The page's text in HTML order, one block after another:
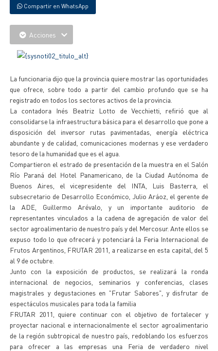
Compartir en WhatsApp
Acciones
La funcionaria dijo que la provincia quiere mostrar las oportunidades
que ofrece, sobre todo a partir del cambio profundo que se ha
registrado en todos los sectores activos de la provincia.
La contadora Inés Beatriz Lotto de Vecchietti, refirió que al
consolidarse la infraestructura básica para el desarrollo que pone a
disposición del inversor rutas pavimentadas, energía eléctrica
abundante y de calidad, comunicaciones modernas y ese verdadero
tesoro de la humanidad que es el agua.
Compartieron el estrado de presentación de la muestra en el Salón
Río Paraná del Hotel Panamericano, de la Ciudad Autónoma de
Buenos Aires, el vicepresidente del INTA, Luis Basterra, el
subsecretario de Desarrollo Económico, Julio Aráoz, el gerente de
la ADE, Guillermo Arévalo, y un importante auditorio de
representantes vinculados a la cadena de agregación de valor del
sector agroalimentario de nuestro país y del Mercosur. Ante ellos se
expuso todo lo que ofrecerá y potenciará la Feria Internacional de
Frutos Argentinos, FRUTAR 2011, a realizarse en esta capital, del 5
al 9 de octubre.
Junto con la exposición de productos, se realizará la ronda
internacional de negocios, seminarios y conferencias, clases
magistrales y degustaciones en "Frutar Sabores", y disfrutar de
espectáculos musicales para toda la familia
FRUTAR 2011, quiere continuar con el objetivo de fortalecer y
proyectar nacional e internacionalmente el sector agroalimentario
de la región subtropical de nuestro país, redoblando los esfuerzos
para ofrecer a las empresas una Feria de verdadero nivel